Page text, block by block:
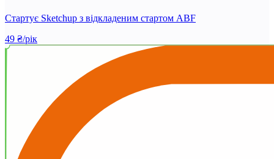
Стартує Sketchup з відкладеним стартом ABF
49 ₴/рік